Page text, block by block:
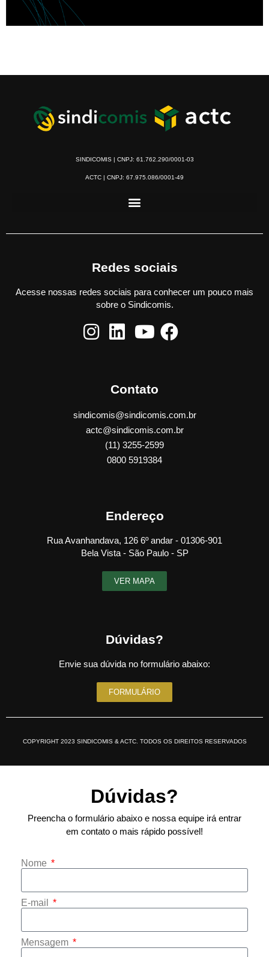
SINDICOMIS | CNPJ: 61.762.290/0001-03
ACTC | CNPJ: 67.975.086/0001-49
Redes sociais
Acesse nossas redes sociais para conhecer um pouco mais
sobre o Sindicomis.
Contato
sindicomis@sindicomis.com.br
actc@sindicomis.com.br
(11) 3255-2599
0800 5919384
Endereço
Rua Avanhandava, 126 6º andar - 01306-901
Bela Vista - São Paulo - SP
VER MAPA
Dúvidas?
Envie sua dúvida no formulário abaixo:
FORMULÁRIO
COPYRIGHT 2023 SINDICOMIS & ACTC. TODOS OS DIREITOS RESERVADOS
Dúvidas?
Preencha o formulário abaixo e nossa equipe irá entrar
em contato o mais rápido possível!
Nome
E-mail
Mensagem